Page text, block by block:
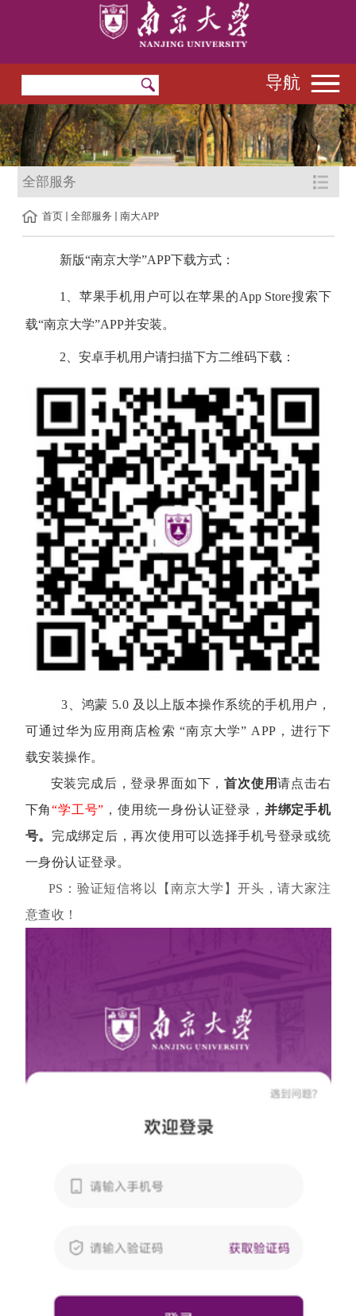
导航
全部服务
首页 全部服务 南大APP
新版“南京大学”APP下载方式：
1、苹果手机用户可以在苹果的App Store搜索下
载“南京大学”APP并安装。
2、安卓手机用户请扫描下方二维码下载：
3、鸿蒙 5.0 及以上版本操作系统的手机用户，
可通过华为应用商店检索 “南京大学” APP，进行下
载安装操作。
安装完成后，登录界面如下，首次使用请点击右
下角“学工号” ，使用统一身份认证登录 ， 并绑定手机
号。 完成绑定后，再次使用可以选择手机号登录或统
一身份认证登录。
PS：验证短信将以
【南京大学】开头，请大家注
意查收！